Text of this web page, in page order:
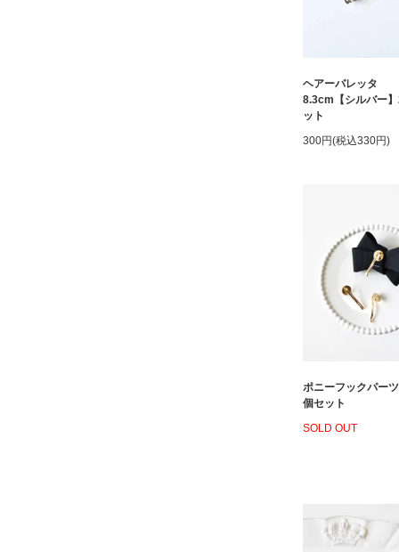
ヘアーバレッタ
8.3cm【シルバー
ット
300円(税込330円)
ポニーフックパー
個セット
SOLD OUT